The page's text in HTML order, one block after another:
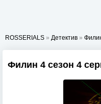
ROSSERIALS » Детектив »
Филин 4 сезон 4